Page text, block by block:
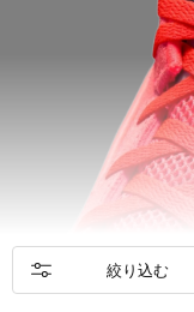
絞り込む